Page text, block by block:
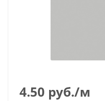
4.50 руб./м